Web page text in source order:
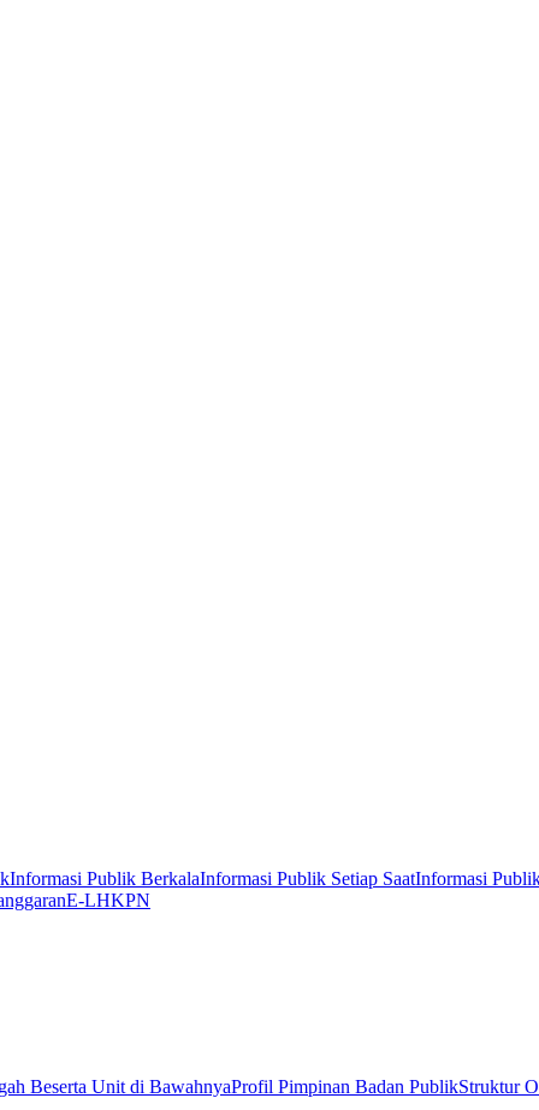
Informasi Publik BerkalaInformasi Publik Setiap SaatInformasi
E-LHKPN
Beserta Unit di BawahnyaProfil Pimpinan Badan PublikStruktur